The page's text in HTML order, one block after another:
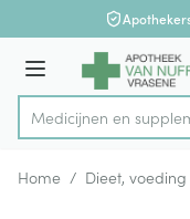
Ga naar de inhoud
Menu
Product, merk,
Home / Dieet,